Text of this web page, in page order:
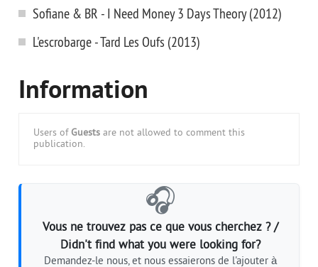
Sofiane & BR - I Need Money 3 Days Theory (2012)
L'escrobarge - Tard Les Oufs (2013)
Information
Users of Guests are not allowed to comment this
publication.
🎧
Vous ne trouvez pas ce que vous cherchez ? /
Didn't find what you were looking for?
Demandez-le nous, et nous essaierons de l'ajouter à